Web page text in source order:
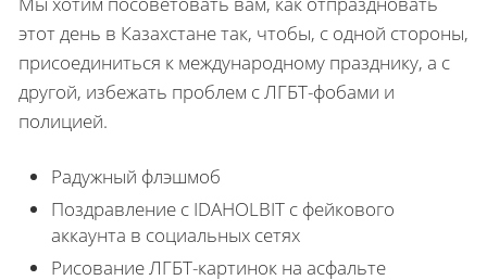
этот день в Казахстане так, чтобы, с одной стороны,
присоединиться к международному празднику, а с
другой, избежать проблем с ЛГБТ-фобами и
полицией.
Радужный флэшмоб
Поздравление с IDAHOLBIT с фейкового
аккаунта в социальных сетях
Рисование ЛГБТ-картинок на асфальте